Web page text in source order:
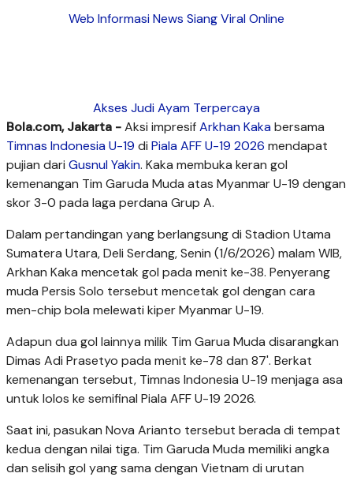
Web Informasi News Siang Viral Online
Akses Judi Ayam Terpercaya
Bola.com, Jakarta -Aksi impresifArkhan Kakabersama
Timnas Indonesia U-19 di Piala AFF U-19 2026 mendapat
pujian dari Gusnul Yakin. Kaka membuka keran gol
kemenangan Tim Garuda Muda atas Myanmar U-19 dengan
skor 3-0 pada laga perdana Grup A.
Dalam pertandingan yang berlangsung di Stadion Utama
Sumatera Utara, Deli Serdang, Senin (1/6/2026) malam WIB,
Arkhan Kaka mencetak gol pada menit ke-38. Penyerang
muda Persis Solo tersebut mencetak gol dengan cara
men-chip bola melewati kiper Myanmar U-19.
Adapun dua gol lainnya milik Tim Garua Muda disarangkan
Dimas Adi Prasetyo pada menit ke-78 dan 87'. Berkat
kemenangan tersebut, Timnas Indonesia U-19 menjaga asa
untuk lolos ke semifinal Piala AFF U-19 2026.
Saat ini, pasukan Nova Arianto tersebut berada di tempat
kedua dengan nilai tiga. Tim Garuda Muda memiliki angka
dan selisih gol yang sama dengan Vietnam di urutan